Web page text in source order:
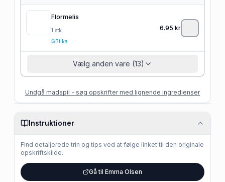
Flormelis
1 stk
Bilka
6.95 kr
Vælg anden vare (13)
Undgå madspil - søg opskrifter med lignende ingredienser
Instruktioner
Find detaljerede trin og tips ved at følge linket til den originale
opskriftskilde.
Gå til Emma Olsen